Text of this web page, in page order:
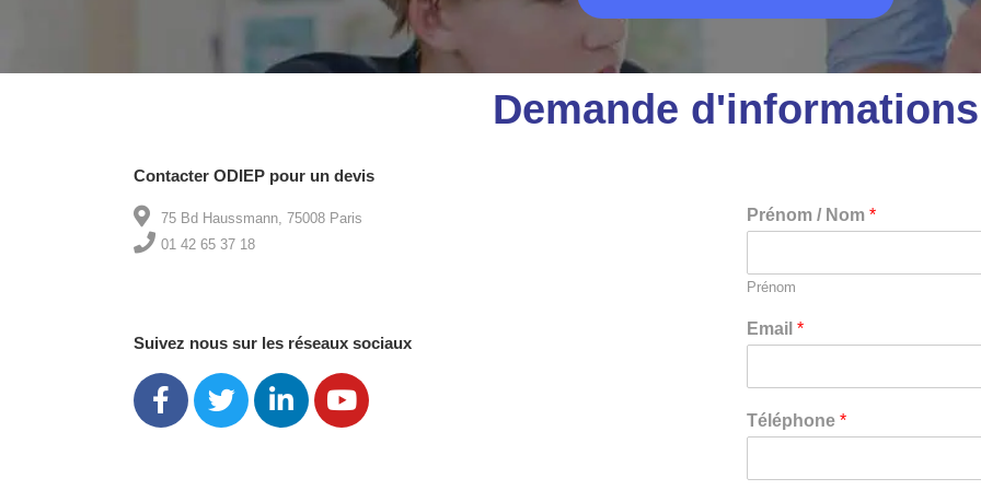
Demande d'informations
Contacter ODIEP pour un devis
75 Bd Haussmann, 75008 Paris
01 42 65 37 18
Suivez nous sur les réseaux sociaux
Prénom / Nom *
Prénom
Email *
Téléphone *